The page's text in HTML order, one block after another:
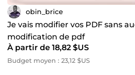
obin_brice
Je vais modifier vos PDF sans
modification de pdf
À partir de 18,82 $US
Budget moyen : 23,12 $US